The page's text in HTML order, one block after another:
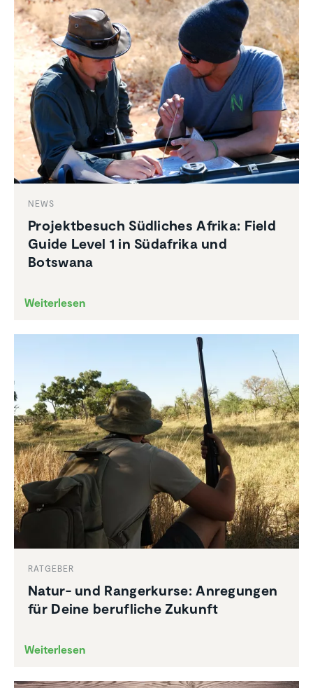
NEWS
Projekt­be­such Südliches Afrika: Field
Guide Level 1 in Südafrika und
Botswana
Weiterlesen
RATGEBER
Natur- und Ranger­kurse: Anregungen
für Deine beruf­liche Zukunft
Weiterlesen